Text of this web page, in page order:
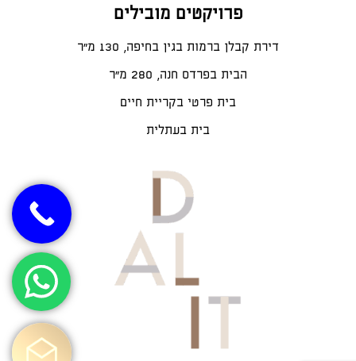
פרויקטים מובילים
דירת קבלן ברמות בגין בחיפה, 130 מ"ר
הבית בפרדס חנה, 280 מ״ר
בית פרטי בקריית חיים
בית בעתלית